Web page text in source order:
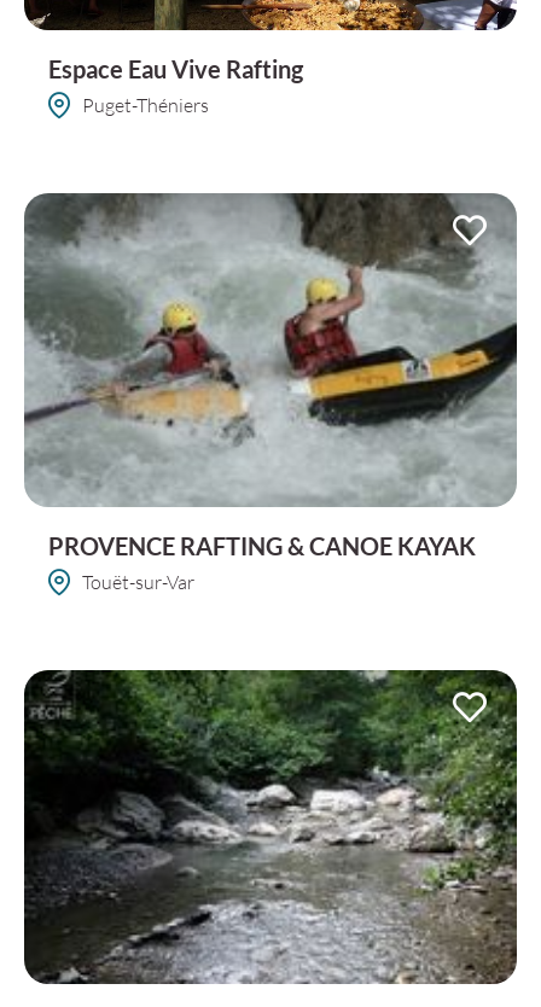
Espace Eau Vive Rafting
Puget-Théniers
PROVENCE RAFTING & CANOE KAYAK
Touët-sur-Var